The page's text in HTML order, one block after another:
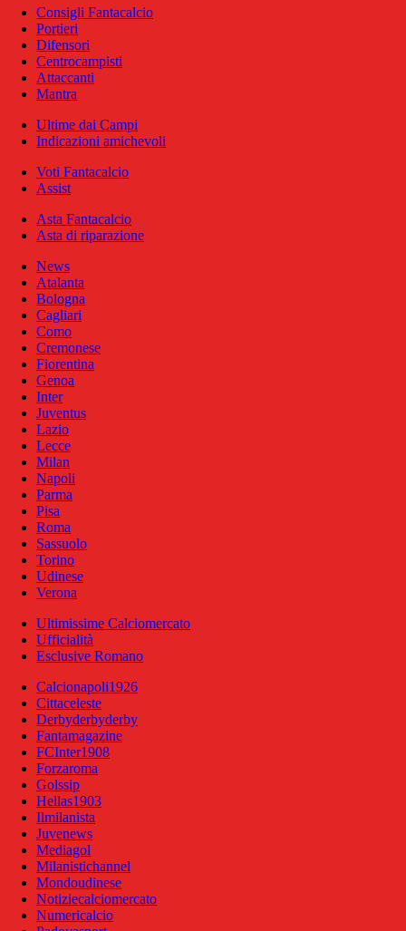
Consigli Fantacalcio
Portieri
Difensori
Centrocampisti
Attaccanti
Mantra
Ultime dai Campi
Indicazioni amichevoli
Voti Fantacalcio
Assist
Asta Fantacalcio
Asta di riparazione
News
Atalanta
Bologna
Cagliari
Como
Cremonese
Fiorentina
Genoa
Inter
Juventus
Lazio
Lecce
Milan
Napoli
Parma
Pisa
Roma
Sassuolo
Torino
Udinese
Verona
Ultimissime Calciomercato
Ufficialità
Esclusive Romano
Calcionapoli1926
Cittaceleste
Derbyderbyderby
Fantamagazine
FCInter1908
Forzaroma
Golssip
Hellas1903
Ilmilanista
Juvenews
Mediagol
Milanistichannel
Mondoudinese
Notiziecalciomercato
Numericalcio